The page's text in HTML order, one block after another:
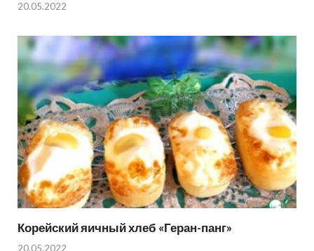
20.05.2022
Корейский яичный хлеб «Геран-панг»
20.05.2022